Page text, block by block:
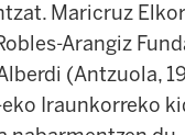
Maricruz
Arangiz
(Antzuola,
Iraunkorreko